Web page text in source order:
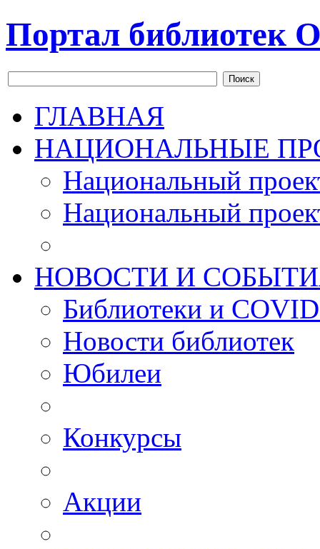
Портал библиотек
Поиск
ГЛАВНАЯ
НАЦИОНАЛЬНЫЕ
Национальный
Национальный
НОВОСТИ И
Библиотеки и
Новости библиотек
Юбилеи
Конкурсы
Акции